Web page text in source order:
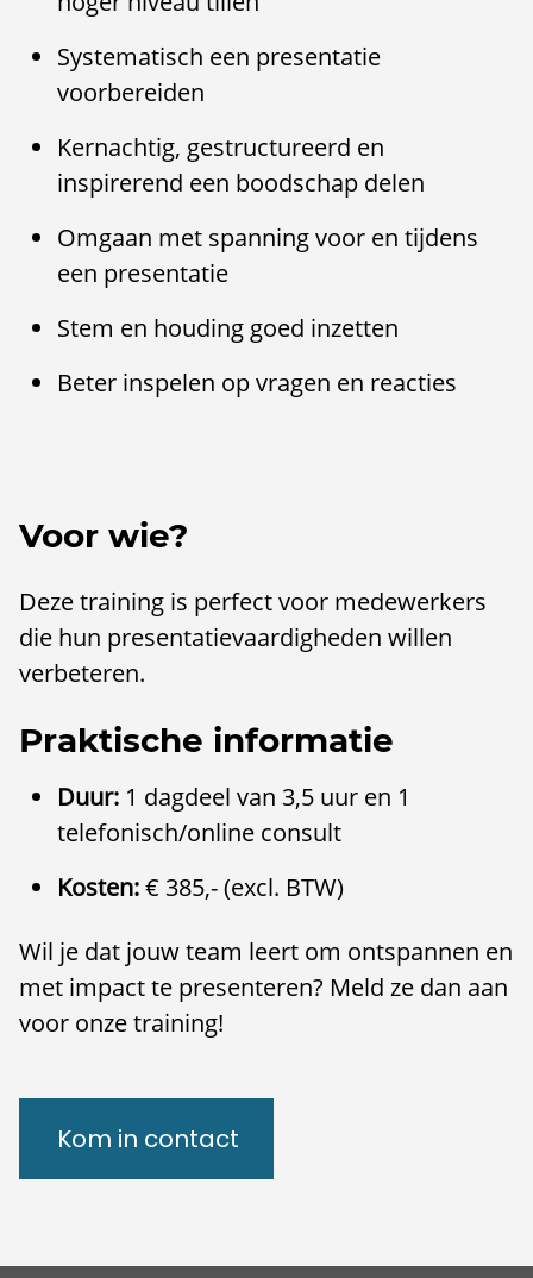
Systematisch een presentatie
voorbereiden
Kernachtig, gestructureerd en
inspirerend een boodschap delen
Omgaan met spanning voor en tijdens
een presentatie
Stem en houding goed inzetten
Beter inspelen op vragen en reacties
Voor wie?
Deze training is perfect voor medewerkers
die hun presentatievaardigheden willen
verbeteren.
Praktische informatie
Duur: 1 dagdeel van 3,5 uur en 1
telefonisch/online consult
Kosten:€ 385,- (excl. BTW)
Wil je dat jouw team leert om ontspannen en
met impact te presenteren? Meld ze dan aan
voor onze training!
Kom in contact